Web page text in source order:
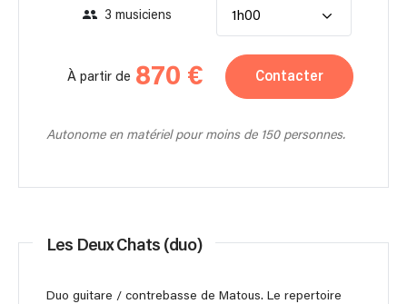
3 musiciens 1h00
À partir de 870 € Contacter
Autonome en matériel pour moins de 150 personnes.
Les Deux Chats (duo)
Duo guitare / contrebasse de Matous. Le repertoire